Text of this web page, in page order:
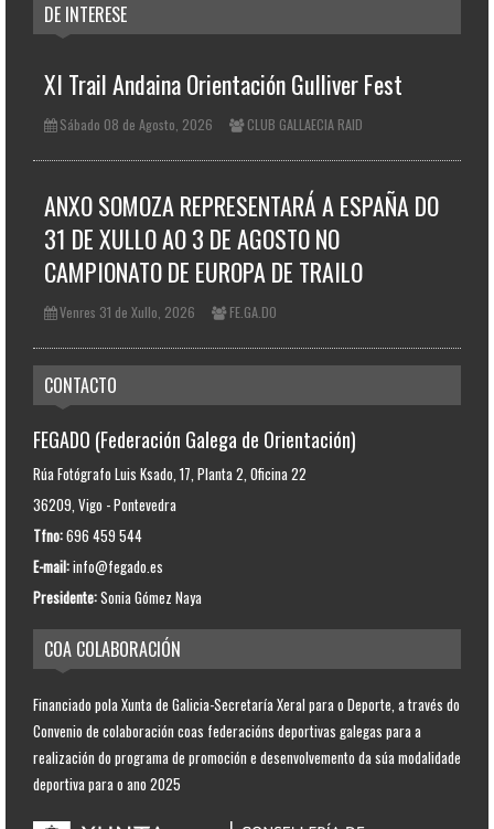
DE INTERESE
XI Trail Andaina Orientación Gulliver Fest
Sábado 08 de Agosto, 2026 CLUB GALLAECIA RAID
ANXO SOMOZA REPRESENTARÁ A ESPAÑA DO
31 DE XULLO AO 3 DE AGOSTO NO
CAMPIONATO DE EUROPA DE TRAILO
Venres 31 de Xullo, 2026 FE.GA.DO
CONTACTO
FEGADO (Federación Galega de Orientación)
Rúa Fotógrafo Luis Ksado, 17, Planta 2, Oficina 22
36209, Vigo - Pontevedra
Tfno:696 459 544
E-mail:info@fegado.es
Presidente:Sonia Gómez Naya
COA COLABORACIÓN
Financiado pola Xunta de Galicia-Secretaría Xeral para o Deporte, a través do
Convenio de colaboración coas federacións deportivas galegas para a
realización do programa de promoción e desenvolvemento da súa modalidade
deportiva para o ano 2025